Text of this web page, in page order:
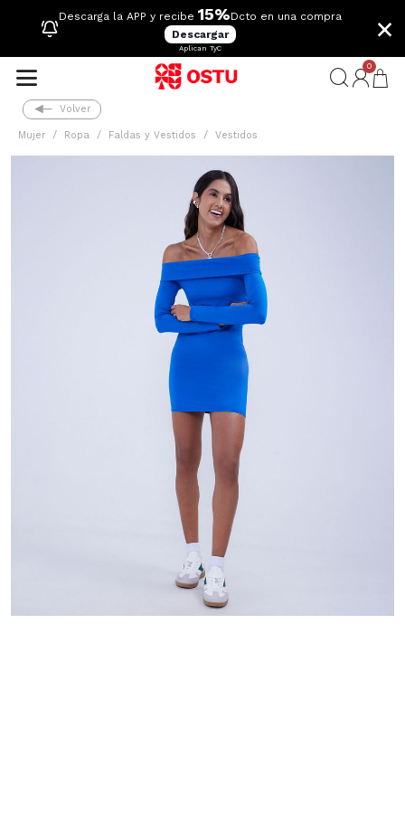
Descarga la APP y recibe 15%Dcto en una compra
Descargar
Aplican TyC
×
0
Volver
Mujer Ropa Faldas y Vestidos Vestidos